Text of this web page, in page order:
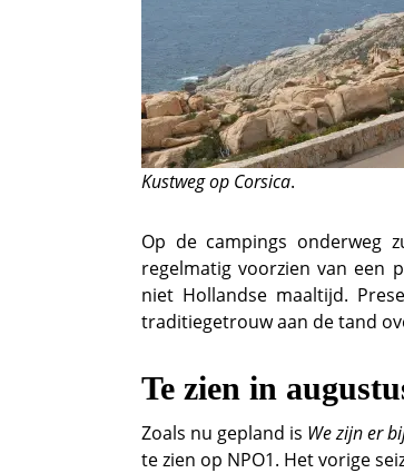
Kustweg op Corsica.
Op de campings onderweg
regelmatig voorzien van een
niet Hollandse maaltijd.
traditiegetrouw aan de tand
Te zien in
Zoals nu gepland is We zijn er
te zien op NPO1. Het vorige